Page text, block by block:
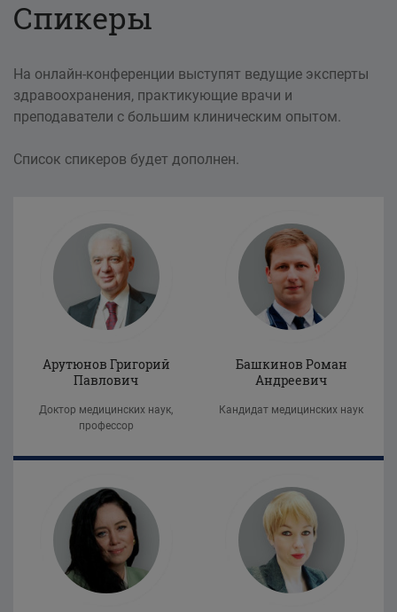
Спикеры
На онлайн-конференции выступят ведущие эксперты
здравоохранения, практикующие врачи и
преподаватели с большим клиническим опытом.
Список спикеров будет дополнен.
Арутюнов Григорий
Павлович
Доктор медицинских наук,
профессор
Башкинов Роман
Андреевич
Кандидат медицинских наук